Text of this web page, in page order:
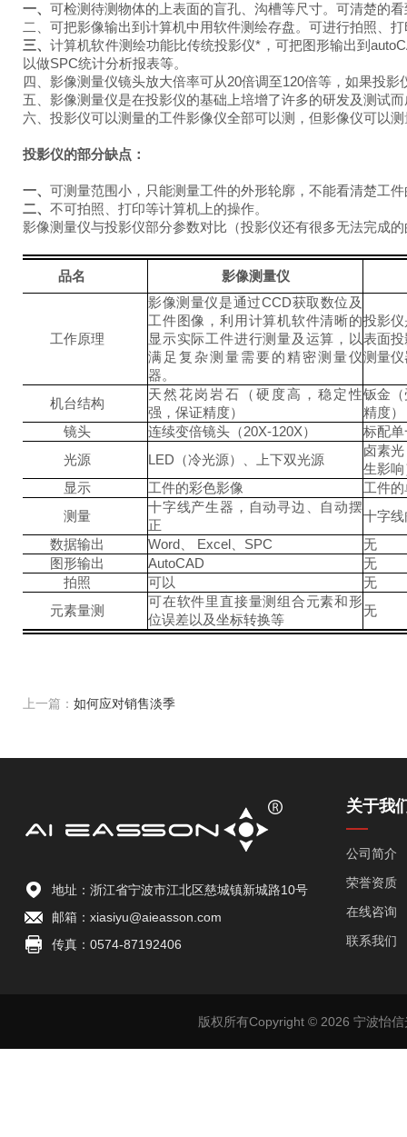
一、 可检测待测物体的上表面的盲孔、沟槽等尺寸。可清楚的
二、可把影像输出到计算机中用软件测绘存盘。可进行拍照、
三、计算机软件测绘功能比传统投影仪*，可把图形输出到
以做SPC统计分析报表等。
四、影像测量仪镜头放大倍率可从20倍调至120倍等，如果投
五、影像测量仪是在投影仪的基础上培增了许多的研发及测试
六、投影仪可以测量的工件影像仪全部可以测，但影像仪可以
投影仪的部分缺点：
一、 可测量范围小，只能测量工件的外形轮廓，不能看清楚工
二、 不可拍照、打印等计算机上的操作。
影像测量仪与投影仪部分参数对比（投影仪还有很多无法完成
品名 影像测量仪
工作原理
影像测量仪是通过CCD获取数位及
工件图像，利用计算机软件清晰的
显示实际工件进行测量及运算，以
满足复杂测量需要的精密测量仪
器。
投影
表面
测量仪
机台结构
天然花岗岩石（硬度高，稳定性
强，保证精度）
钣金
精度）
镜头
连续变倍镜头（20X-120X）
标配
光源
LED （冷光源）、上下双光源
卤素
生影响
显示
工件的彩色影像
工件
测量
十字线产生器，自动寻边、自动摆
正
十字
数据输出
Word 、 Excel、SPC
无
图形输出
AutoCAD
无
拍照
可以
无
元素量测
可在软件里直接量测组合元素和形
位误差以及坐标转换等
无
上一篇： 如何应对销售淡季
地址：浙江省宁波市江北区慈城镇新城路10号
邮箱：xiasiyu@aieasson.com
传真：0574-87192406
关于我
公司简介
荣誉资质
在线咨询
联系我们
版权所有Copyright © 2026 宁波怡